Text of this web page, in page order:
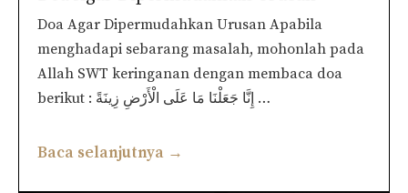
Doa Agar Dipermudahkan Urusan Apabila
menghadapi sebarang masalah, mohonlah pada
Allah SWT keringanan dengan membaca doa
berikut : إِنَّا جَعَلْنَا مَا عَلَى الْأَرْضِ زِينَةً …
Baca selanjutnya →